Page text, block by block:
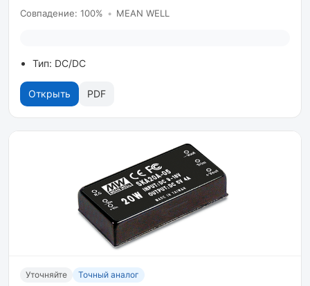
Совпадение: 100% • MEAN WELL
Тип: DC/DC
Открыть PDF
Уточняйте Точный аналог